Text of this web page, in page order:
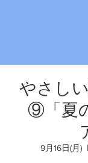
やさし
⑨「夏
9月16日(月)
  |